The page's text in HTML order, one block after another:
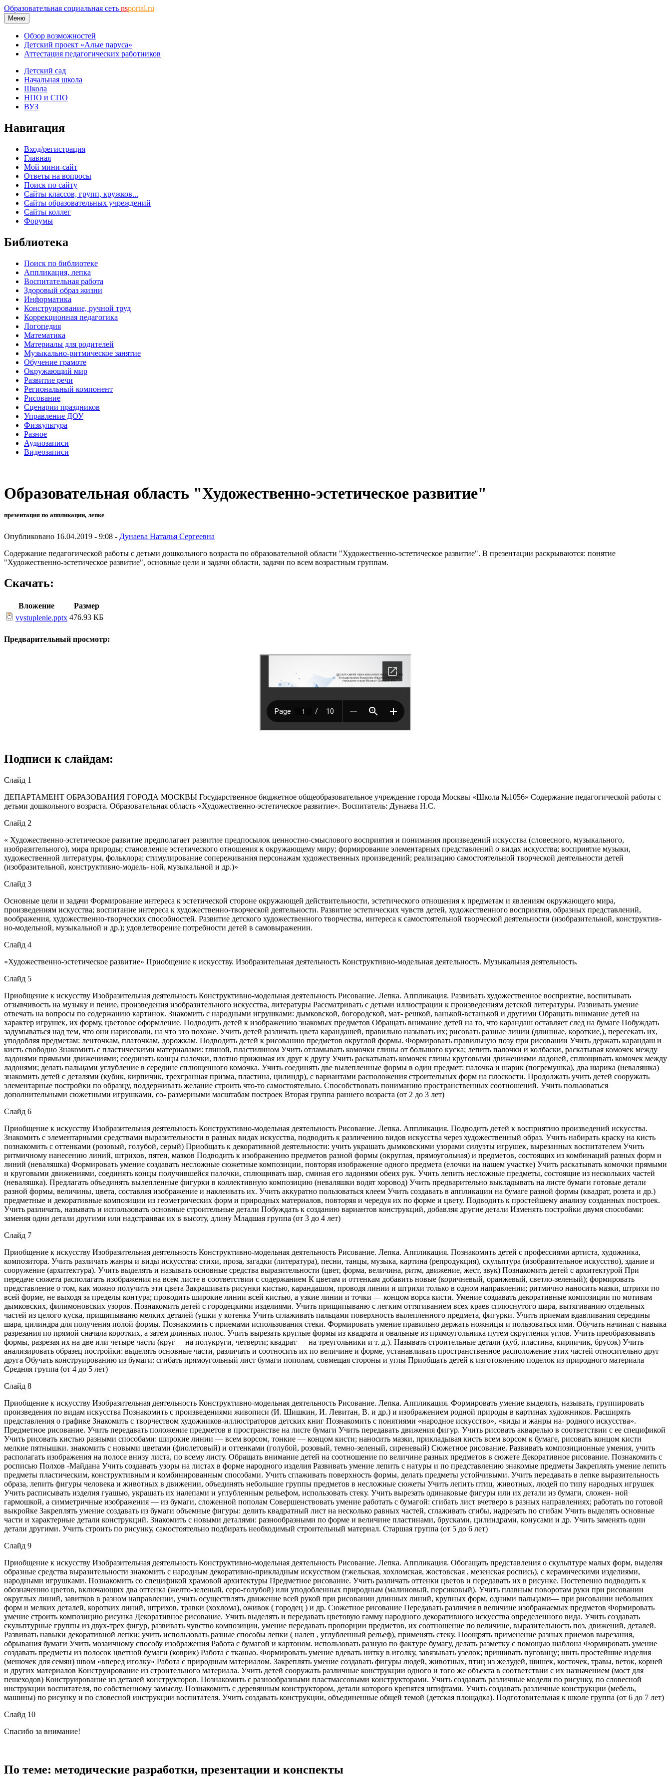
Образовательная социальная сеть nsportal.ru
Меню
Обзор возможностей
Детский проект «Алые паруса»
Аттестация педагогических работников
Детский сад
Начальная школа
Школа
НПО и СПО
ВУЗ
Навигация
Вход/регистрация
Главная
Мой мини-сайт
Ответы на вопросы
Поиск по сайту
Сайты классов, групп, кружков...
Сайты образовательных учреждений
Сайты коллег
Форумы
Библиотека
Поиск по библиотеке
Аппликация, лепка
Воспитательная работа
Здоровый образ жизни
Информатика
Конструирование, ручной труд
Коррекционная педагогика
Логопедия
Математика
Материалы для родителей
Музыкально-ритмическое занятие
Обучение грамоте
Окружающий мир
Развитие речи
Региональный компонент
Рисование
Сценарии праздников
Управление ДОУ
Физкультура
Разное
Аудиозаписи
Видеозаписи
Образовательная область "Художественно-эстетическое развитие"
презентация по аппликации, лепке
Опубликовано 16.04.2019 - 9:08 - Дунаева Наталья Сергеевна
Содержание педагогической работы с детьми дошкольного возраста по образовательной области "Художественно-эстетическое развитие". В презентации раскрываются: понятие
"Художественно-эстетическое развитие", основные цели и задачи области, задачи по всем возрастным группам.
Скачать:
Вложение
Размер
vystuplenie.pptx 476.93 КБ
Предварительный просмотр:
Подписи к слайдам:
Слайд 1
ДЕПАРТАМЕНТ ОБРАЗОВАНИЯ ГОРОДА МОСКВЫ Государственное бюджетное общеобразовательное учреждение города Москвы «Школа №1056» Содержание педагогической работы с
детьми дошкольного возраста. Образовательная область «Художественно-эстетическое развитие». Воспитатель: Дунаева Н.С.
Слайд 2
« Художественно-эстетическое развитие предполагает развитие предпосылок ценностно-смыслового восприятия и понимания произведений искусства (словесного, музыкального,
изобразительного), мира природы; становление эстетического отношения к окружающему миру; формирование элементарных представлений о видах искусства; восприятие музыки,
художественной литературы, фольклора; стимулирование сопереживания персонажам художественных произведений; реализацию самостоятельной творческой деятельности детей
(изобразительной, конструктивно-модель- ной, музыкальной и др.)»
Слайд 3
Основные цели и задачи Формирование интереса к эстетической стороне окружающей действительности, эстетического отношения к предметам и явлениям окружающего мира,
произведениям искусства; воспитание интереса к художественно-творческой деятельности. Развитие эстетических чувств детей, художественного восприятия, образных представлений,
воображения, художественно-творческих способностей. Развитие детского художественного творчества, интереса к самостоятельной творческой деятельности (изобразительной, конструктив-
но-модельной, музыкальной и др.); удовлетворение потребности детей в самовыражении.
Слайд 4
«Художественно-эстетическое развитие» Приобщение к искусству. Изобразительная деятельность Конструктивно-модельная деятельность. Музыкальная деятельность.
Слайд 5
Приобщение к искусству Изобразительная деятельность Конструктивно-модельная деятельность Рисование. Лепка. Аппликация. Развивать художественное восприятие, воспитывать
отзывчивость на музыку и пение, произведения изобразительного искусства, литературы Рассматривать с детьми иллюстрации к произведениям детской литературы. Развивать умение
отвечать на вопросы по содержанию картинок. Знакомить с народными игрушками: дымковской, богородской, мат- решкой, ванькой-встанькой и другими Обращать внимание детей на
характер игрушек, их форму, цветовое оформление. Подводить детей к изображению знакомых предметов Обращать внимание детей на то, что карандаш оставляет след на бумаге Побуждать
задумываться над тем, что они нарисовали, на что это похоже. Учить детей различать цвета карандашей, правильно называть их; рисовать разные линии (длинные, короткие,), пересекать их,
уподобляя предметам: ленточкам, платочкам, дорожкам. Подводить детей к рисованию предметов округлой формы. Формировать правильную позу при рисовании Учить держать карандаш и
кисть свободно Знакомить с пластическими материалами: глиной, пластилином Учить отламывать комочки глины от большого куска; лепить палочки и колбаски, раскатывая комочек между
ладонями прямыми движениями; соединять концы палочки, плотно прижимая их друг к другу Учить раскатывать комочек глины круговыми движениями ладоней, сплющивать комочек между
ладонями; делать пальцами углубление в середине сплющенного комочка. Учить соединять две вылепленные формы в один предмет: палочка и шарик (погремушка), два шарика (неваляшка)
знакомить детей с деталями (кубик, кирпичик, трехгранная призма, пластина, цилиндр), с вариантами расположения строительных форм на плоскости. Продолжать учить детей сооружать
элементарные постройки по образцу, поддерживать желание строить что-то самостоятельно. Способствовать пониманию пространственных соотношений. Учить пользоваться
дополнительными сюжетными игрушками, со- размерными масштабам построек Вторая группа раннего возраста (от 2 до 3 лет)
Слайд 6
Приобщение к искусству Изобразительная деятельность Конструктивно-модельная деятельность Рисование. Лепка. Аппликация. Подводить детей к восприятию произведений искусства.
Знакомить с элементарными средствами выразительности в разных видах искусства, подводить к различению видов искусства через художественный образ. Учить набирать краску на кисть
познакомить с оттенками (розовый, голубой, серый) Приобщать к декоративной деятельности: учить украшать дымковскими узорами силуэты игрушек, вырезанных воспитателем Учить
ритмичному нанесению линий, штрихов, пятен, мазков Подводить к изображению предметов разной формы (округлая, прямоугольная) и предметов, состоящих из комбинаций разных форм и
линий (неваляшка) Формировать умение создавать несложные сюжетные композиции, повторяя изображение одного предмета (елочки на нашем участке) Учить раскатывать комочки прямыми
и круговыми движениями, соединять концы получившейся палочки, сплющивать шар, сминая его ладонями обеих рук. Учить лепить несложные предметы, состоящие из нескольких частей
(неваляшка). Предлагать объединять вылепленные фигурки в коллективную композицию (неваляшки водят хоровод) Учить предварительно выкладывать на листе бумаги готовые детали
разной формы, величины, цвета, составляя изображение и наклеивать их. Учить аккуратно пользоваться клеем Учить создавать в аппликации на бумаге разной формы (квадрат, розета и др.)
предметные и декоративные композиции из геометрических форм и природных материалов, повторяя и чередуя их по форме и цвету. Подводить к простейшему анализу созданных построек.
Учить различать, называть и использовать основные строительные детали Побуждать к созданию вариантов конструкций, добавляя другие детали Изменять постройки двумя способами:
заменяя одни детали другими или надстраивая их в высоту, длину Младшая группа (от 3 до 4 лет)
Слайд 7
Приобщение к искусству Изобразительная деятельность Конструктивно-модельная деятельность Рисование. Лепка. Аппликация. Познакомить детей с профессиями артиста, художника,
композитора. Учить различать жанры и виды искусства: стихи, проза, загадки (литература), песни, танцы, музыка, картина (репродукция), скульптура (изобразительное искусство), здание и
сооружение (архитектура). Учить выделять и называть основные средства выразительности (цвет, форма, величина, ритм, движение, жест, звук) Познакомить детей с архитектурой При
передаче сюжета располагать изображения на всем листе в соответствии с содержанием К цветам и оттенкам добавить новые (коричневый, оранжевый, светло-зеленый); формировать
представление о том, как можно получить эти цвета Закрашивать рисунки кистью, карандашом, проводя линии и штрихи только в одном направлении; ритмично наносить мазки, штрихи по
всей форме, не выходя за пределы контура; проводить широкие линии всей кистью, а узкие линии и точки — концом ворса кисти. Умение создавать декоративные композиции по мотивам
дымковских, филимоновских узоров. Познакомить детей с городецкими изделиями. Учить прищипываню с легким оттягиванием всех краев сплюснутого шара, вытягиванию отдельных
частей из целого куска, прищипываню мелких деталей (ушки у котенка Учить сглаживать пальцами поверхность вылепленного предмета, фигурки. Учить приемам вдавливания середины
шара, цилиндра для получения полой формы. Познакомить с приемами использования стеки. Формировать умение правильно держать ножницы и пользоваться ими. Обучать начиная с навыка
разрезания по прямой сначала коротких, а затем длинных полос. Учить вырезать круглые формы из квадрата и овальные из прямоугольника путем скругления углов. Учить преобразовывать
формы, разрезая их на две или четыре части (круг— на полукруги, четверти; квадрат — на треугольники и т. д.). Называть строительные детали (куб, пластина, кирпичик, брусок) Учить
анализировать образец постройки: выделять основные части, различать и соотносить их по величине и форме, устанавливать пространственное расположение этих частей относительно друг
друга Обучать конструированию из бумаги: сгибать прямоугольный лист бумаги пополам, совмещая стороны и углы Приобщать детей к изготовлению поделок из природного материала
Средняя группа (от 4 до 5 лет)
Слайд 8
Приобщение к искусству Изобразительная деятельность Конструктивно-модельная деятельность Рисование. Лепка. Аппликация. Формировать умение выделять, называть, группировать
произведения по видам искусства Познакомить с произведениями живописи (И. Шишкин, И. Левитан, В. и др.) и изображением родной природы в картинах художников. Расширять
представления о графике Знакомить с творчеством художников-иллюстраторов детских книг Познакомить с понятиями «народное искусство», «виды и жанры на- родного искусства».
Предметное рисование. Учить передавать положение предметов в пространстве на листе бумаги Учить передавать движения фигур. Учить рисовать акварелью в соответствии с ее спецификой
Учить рисовать кистью разными способами: широкие линии — всем ворсом, тонкие — концом кисти; наносить мазки, прикладывая кисть всем ворсом к бумаге, рисовать концом кисти
мелкие пятнышки. знакомить с новыми цветами (фиолетовый) и оттенками (голубой, розовый, темно-зеленый, сиреневый) Сюжетное рисование. Развивать композиционные умения, учить
располагать изображения на полосе внизу листа, по всему листу. Обращать внимание детей на соотношение по величине разных предметов в сюжете Декоративное рисование. Познакомить с
росписью Полхов -Майдана Учить создавать узоры на листах в форме народного изделия Развивать умение лепить с натуры и по представлению знакомые предметы Закреплять умение лепить
предметы пластическим, конструктивным и комбинированным способами. Учить сглаживать поверхность формы, делать предметы устойчивыми. Учить передавать в лепке выразительность
образа, лепить фигуры человека и животных в движении, объединять небольшие группы предметов в несложные сюжеты Учить лепить птиц, животных, людей по типу народных игрушек
Учить расписывать изделия гуашью, украшать их налепами и углубленным рельефом, использовать стеку. Учить вырезать одинаковые фигуры или их детали из бумаги, сложен- ной
гармошкой, а симметричные изображения — из бумаги, сложенной пополам Совершенствовать умение работать с бумагой: сгибать лист вчетверо в разных направлениях; работать по готовой
выкройке Закреплять умение создавать из бумаги объемные фигуры: делить квадратный лист на несколько равных частей, сглаживать сгибы, надрезать по сгибам Учить выделять основные
части и характерные детали конструкций. Знакомить с новыми деталями: разнообразными по форме и величине пластинами, брусками, цилиндрами, конусами и др. Учить заменять одни
детали другими. Учить строить по рисунку, самостоятельно подбирать необходимый строительный материал. Старшая группа (от 5 до 6 лет)
Слайд 9
Приобщение к искусству Изобразительная деятельность Конструктивно-модельная деятельность Рисование. Лепка. Аппликация. Обогащать представления о скульптуре малых форм, выделяя
образные средства выразительности знакомить с народным декоративно-прикладным искусством (гжельская, хохломская, жостовская , мезенская роспись), с керамическими изделиями,
народными игрушками. Познакомить со спецификой храмовой архитектуры Предметное рисование. Учить различать оттенки цветов и передавать их в рисунке. Постепенно подводить к
обозначению цветов, включающих два оттенка (желто-зеленый, серо-голубой) или уподобленных природным (малиновый, персиковый). Учить плавным поворотам руки при рисовании
округлых линий, завитков в разном направлении, учить осуществлять движение всей рукой при рисовании длинных линий, крупных форм, одними пальцами— при рисовании небольших
форм и мелких деталей, коротких линий, штрихов, травки (хохлома), оживок ( городец ) и др. Сюжетное рисование Передавать различия в величине изображаемых предметов Формировать
умение строить композицию рисунка Декоративное рисование. Учить выделять и передавать цветовую гамму народного декоративного искусства определенного вида. Учить создавать
скульптурные группы из двух-трех фигур, развивать чувство композиции, умение передавать пропорции предметов, их соотношение по величине, выразительность поз, движений, деталей.
Развивать навыки декоративной лепки; учить использовать разные способы лепки ( налеп , углубленный рельеф), применять стеку. Поощрять применение разных приемов вырезания,
обрывания бумаги Учить мозаичному способу изображения Работа с бумагой и картоном. использовать разную по фактуре бумагу, делать разметку с помощью шаблона Формировать умение
создавать предметы из полосок цветной бумаги (коврик) Работа с тканью. Формировать умение вдевать нитку в иголку, завязывать узелок; пришивать пуговицу; шить простейшие изделия
(мешочек для семян) швом «вперед иголку» Работа с природным материалом. Закреплять умение создавать фигуры людей, животных, птиц из желудей, шишек, косточек, травы, веток, корней
и других материалов Конструирование из строительного материала. Учить детей сооружать различные конструкции одного и того же объекта в соответствии с их назначением (мост для
пешеходов) Конструирование из деталей конструкторов. Познакомить с разнообразными пластмассовыми конструкторами. Учить создавать различные модели по рисунку, по словесной
инструкции воспитателя, по собственному замыслу. Познакомить с деревянным конструктором, детали которого крепятся штифтами. Учить создавать различные конструкции (мебель,
машины) по рисунку и по словесной инструкции воспитателя. Учить создавать конструкции, объединенные общей темой (детская площадка). Подготовительная к школе группа (от 6 до 7 лет)
Слайд 10
Спасибо за внимание!
По теме: методические разработки, презентации и конспекты